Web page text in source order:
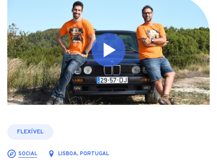
FLEXÍVEL
SOCIAL LISBOA, PORTUGAL